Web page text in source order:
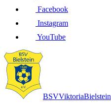
Facebook
Instagram
YouTube
BSVViktoriaBielstein